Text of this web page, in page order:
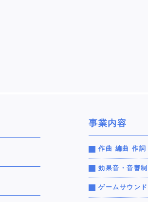
事業内容
作曲 編曲 作詞
効果音・音響
ゲームサウン